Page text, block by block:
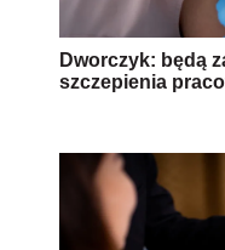
Dworczyk: będą
szczepienia